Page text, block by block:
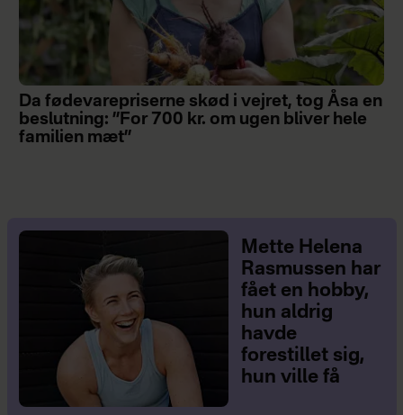
Da fødevarepriserne skød i vejret, tog Åsa en
beslutning: ”For 700 kr. om ugen bliver hele
familien mæt”
Mette Helena
Rasmussen har
fået en hobby,
hun aldrig
havde
forestillet sig,
hun ville få